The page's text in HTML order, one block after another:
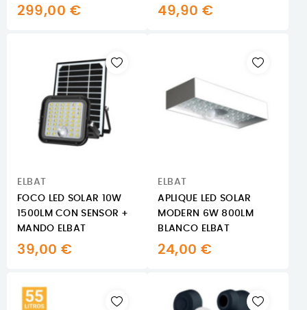
299,00 € 49,90 €
ELBAT
FOCO LED SOLAR 10W
1500LM CON SENSOR +
MANDO ELBAT
39,00 €
ELBAT
APLIQUE LED SOLAR
MODERN 6W 800LM
BLANCO ELBAT
24,00 €